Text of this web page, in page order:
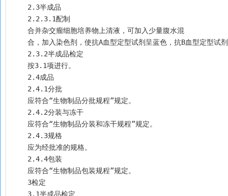
    2.3半成品
    2.2.3.1配制
    合并杂交瘤细胞培养物上清液，可加入少量腹水混
合，加入染色剂，使抗A血型定型试剂呈蓝色，抗B血型定型试
    2.3.2半成品检定
    按3.1项进行。
    2.4成品
    2.4.1分批
    应符合“生物制品分批规程”规定。
    2.4.2分装与冻干
    应符合“生物制品分装和冻干规程”规定。
    2.4.3规格
    应为经批准的规格。
    2.4.4包装
    应符合“生物制品包装规程”规定。
    3检定
    3.1半成品检定